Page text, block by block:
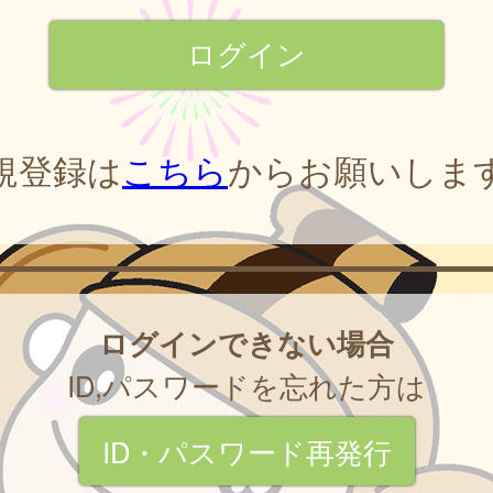
登録はこちらからお願いしま
ログインできない場合
ID,パスワードを忘れた方は
ID・パスワード再発行